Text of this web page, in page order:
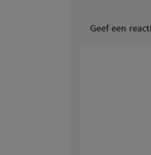
Geef een